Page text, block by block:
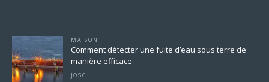
MAISON
Comment détecter une fuite d’eau sous terre de
manière efficace
jose